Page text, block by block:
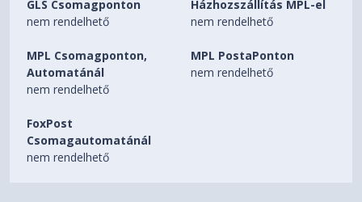
GLS Csomagponton
nem rendelhető
Házhozszállítás MPL-el
nem rendelhető
MPL Csomagponton,
Automatánál
nem rendelhető
MPL PostaPonton
nem rendelhető
FoxPost
Csomagautomatánál
nem rendelhető